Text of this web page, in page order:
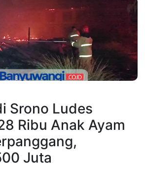
Srono Ludes
Ribu Anak Ayam
Juta